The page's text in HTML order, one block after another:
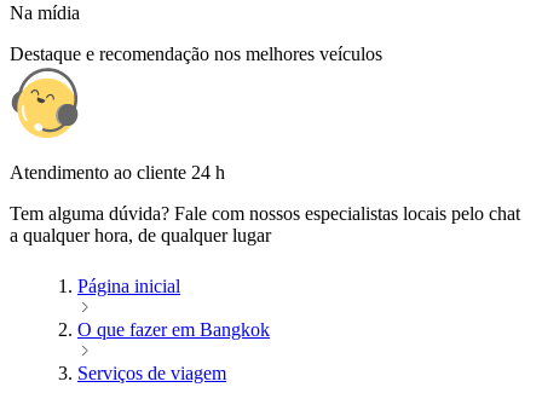
Na mídia
Destaque e recomendação nos melhores veículos
Atendimento ao cliente 24 h
Tem alguma dúvida? Fale com nossos especialistas locais pelo chat
a qualquer hora, de qualquer lugar
Página inicial
O que fazer em Bangkok
Serviços de viagem